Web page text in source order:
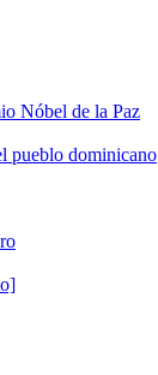
Nóbel de la Paz
pueblo dominicano